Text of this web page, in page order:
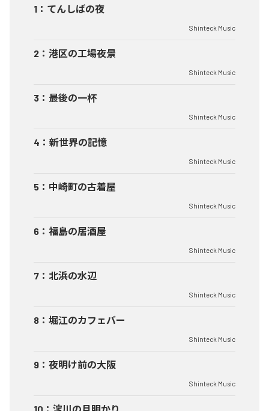
1 ： てんしばの夜
Shinteck Music
2 ： 港区の工場夜景
Shinteck Music
3 ： 最後の一杯
Shinteck Music
4 ： 新世界の記憶
Shinteck Music
5 ： 中崎町の古着屋
Shinteck Music
6 ： 福島の居酒屋
Shinteck Music
7 ： 北浜の水辺
Shinteck Music
8 ： 堀江のカフェバー
Shinteck Music
9 ： 夜明け前の大阪
Shinteck Music
10 ： 淀川の月明かり